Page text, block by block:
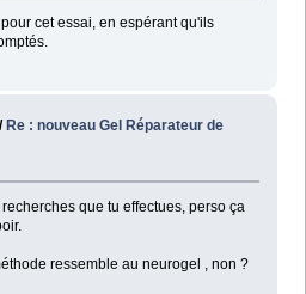
cet essai, en espérant qu'ils
/Re : nouveau Gel Réparateur de
que tu effectues, perso ça
ressemble au neurogel , non ?